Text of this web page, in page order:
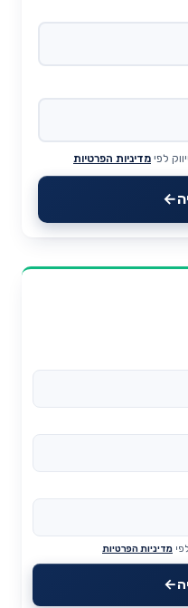
לפי מדיניות הפרטיות
מדיניות הפרטיות